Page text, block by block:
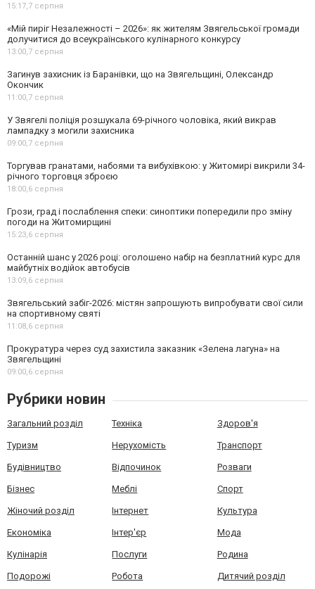
15:17,7 серпня
«Мій пиріг Незалежності – 2026»: як жителям Звягельської громади
долучитися до всеукраїнського кулінарного конкурсу
13:00,7 серпня
Загинув захисник із Баранівки, що на Звягельщині, Олександр
Окончик
11:00,7 серпня
У Звягелі поліція розшукала 69-річного чоловіка, який викрав
лампадку з могили захисника
09:00,7 серпня
Торгував гранатами, набоями та вибухівкою: у Житомирі викрили 34-
річного торговця зброєю
18:00,6 серпня
Грози, град і послаблення спеки: синоптики попередили про зміну
погоди на Житомирщині
15:23,6 серпня
Останній шанс у 2026 році: оголошено набір на безплатний курс для
майбутніх водійок автобусів
13:09,6 серпня
Звягельський забіг-2026: містян запрошують випробувати свої сили
на спортивному святі
11:08,6 серпня
Прокуратура через суд захистила заказник «Зелена лагуна» на
Звягельщині
09:00,6 серпня
Рубрики новин
Загальний розділ Техніка Здоров'я
Туризм Нерухомість Транспорт
Будівництво Відпочинок Розваги
Бізнес Меблі Спорт
Жіночий розділ Інтернет Культура
Економіка Інтер'єр Мода
Кулінарія Послуги Родина
Подорожі Робота Дитячий розділ